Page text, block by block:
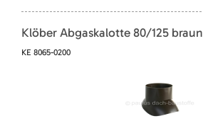
Klöber Abgaskalotte 80/125 braun
KE 8065-0200